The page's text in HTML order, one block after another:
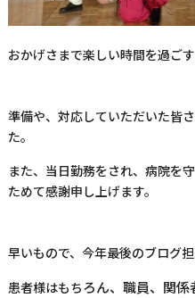
おかげさまで楽しい時間を過ご
準備や、対応していただいた皆
た。
また、当日勤務をされ、病院を
ためて感謝申し上げます。
早いもので、今年最後のブログ担
患者様はもちろん、職員、 関係